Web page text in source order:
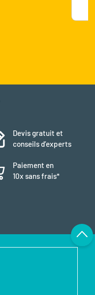
Devis gratuit et
conseils d’experts
Paiement en
10x sans frais*